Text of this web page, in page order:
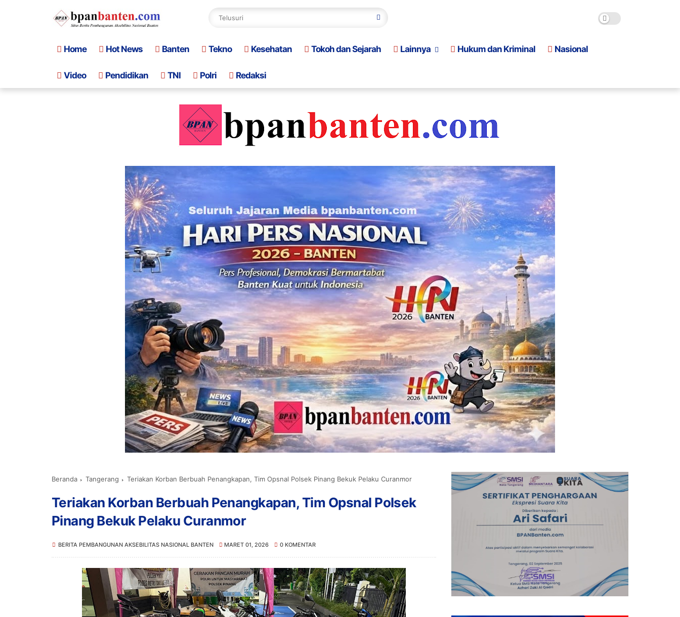
Home Hot News Banten Tekno Kesehatan Tokoh dan Sejarah Lainnya Hukum dan Kriminal Nasional
Video Pendidikan TNI Polri Redaksi
Beranda Tangerang Teriakan Korban Berbuah Penangkapan, Tim Opsnal Polsek Pinang Bekuk Pelaku Curanmor
Teriakan Korban Berbuah Penangkapan, Tim Opsnal Polsek
Pinang Bekuk Pelaku Curanmor
BERITA PEMBANGUNAN AKSEBILITAS NASIONAL BANTEN MARET 01, 2026 0 KOMENTAR